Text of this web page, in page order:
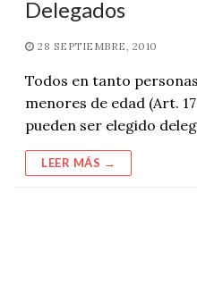
Delegados
28 SEPTIEMBRE, 2010
Todos en tanto
menores de edad (Art.
pueden ser elegido
LEER MÁS →